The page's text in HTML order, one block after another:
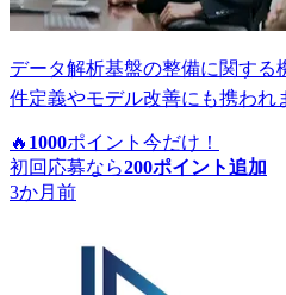
データ解析基盤の整備に関する
件定義やモデル改善にも携われ
🔥 1000ポイント 今だけ！
初回応募なら200ポイント追加
3か月前